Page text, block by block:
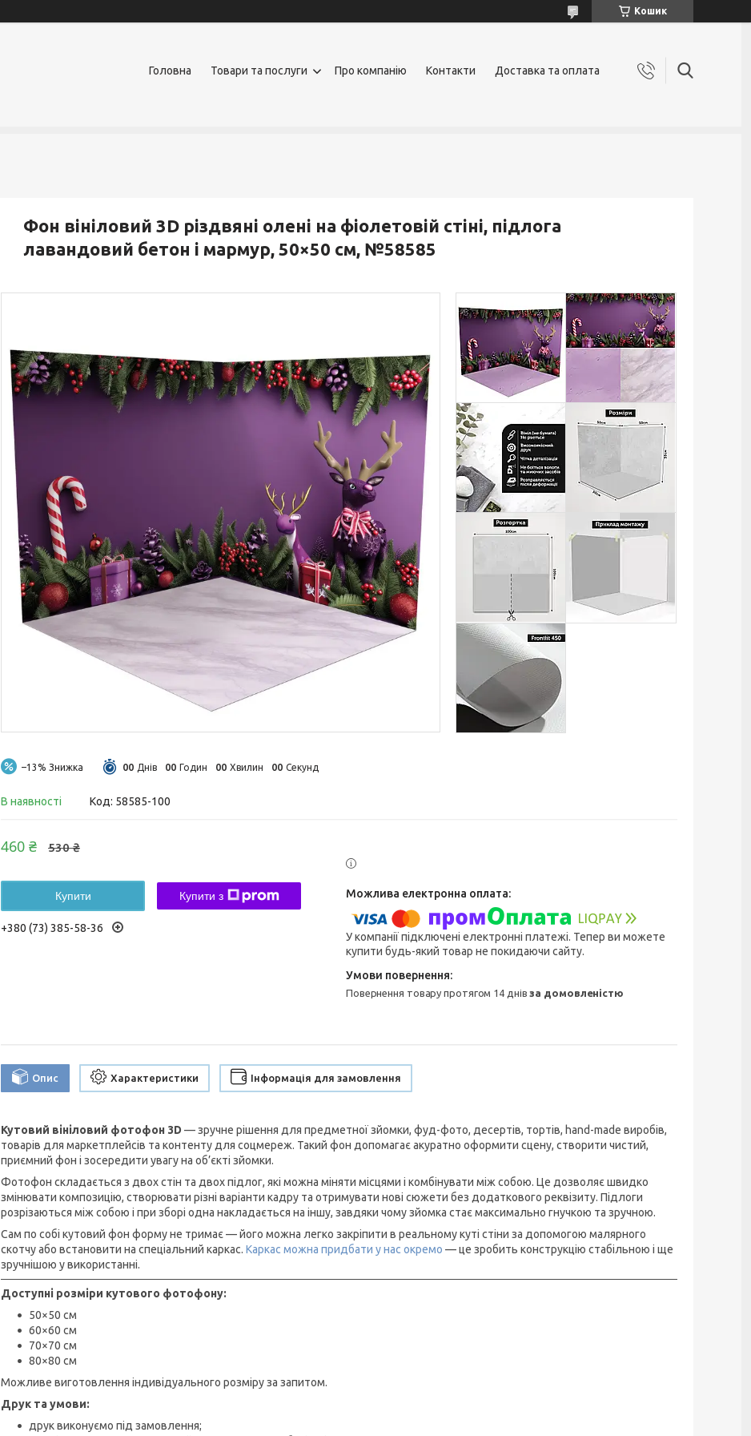
Кошик
Головна Товари та послуги Про компанію Контакти Доставка та оплата
Фон вініловий 3D різдвяні олені на фіолетовій стіні, підлога
лавандовий бетон і мармур, 50×50 см, №58585
–13% 00 Днів 00 Годин 00 Хвилин 00 Секунд
В наявності Код: 58585-100
530 ₴
460 ₴
Купити Купити з
+380 (73) 385-58-36
У компанії підключені електронні платежі. Тепер ви можете
купити будь-який товар не покидаючи сайту.
повернення товару протягом 14 днівза домовленістю
Опис Характеристики Інформація для замовлення
Кутовий вініловий фотофон 3D — зручне рішення для предметної зйомки, фуд-фото, десертів, тортів, hand-made виробів,
товарів для маркетплейсів та контенту для соцмереж. Такий фон допомагає акуратно оформити сцену, створити чистий,
приємний фон і зосередити увагу на об’єкті зйомки.
Фотофон складається з двох стін та двох підлог, які можна міняти місцями і комбінувати між собою. Це дозволяє швидко
змінювати композицію, створювати різні варіанти кадру та отримувати нові сюжети без додаткового реквізиту. Підлоги
розрізаються між собою і при зборі одна накладається на іншу, завдяки чому зйомка стає максимально гнучкою та зручною.
Сам по собі кутовий фон форму не тримає — його можна легко закріпити в реальному куті стіни за допомогою малярного
скотчу або встановити на спеціальний каркас. Каркас можна придбати у нас окремо — це зробить конструкцію стабільною і ще
зручнішою у використанні.
Доступні розміри кутового фотофону:
50×50 см
60×60 см
70×70 см
80×80 см
Можливе виготовлення індивідуального розміру за запитом.
Друк та умови:
друк виконуємо під замовлення;